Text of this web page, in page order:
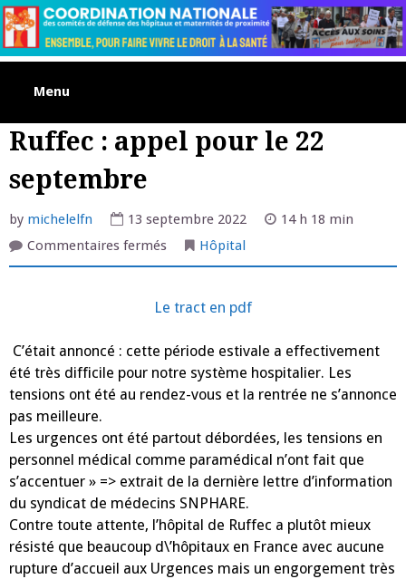
Skip
to
content
Menu
Ruffec : appel pour le 22
septembre
by michelelfn 13 septembre 2022
14 h 18 min
Commentaires ferméssur
:
le
Hôpital
Le tract en pdf
C’était annoncé : cette période estivale a effectivement
été très difficile pour notre système hospitalier. Les
tensions ont été au rendez-vous et la rentrée ne s’annonce
pas meilleure.
Les urgences ont été partout débordées, les tensions en
personnel médical comme paramédical n’ont fait que
s’accentuer » => extrait de la dernière lettre d’information
du syndicat de médecins SNPHARE.
Contre toute attente, l’hôpital de Ruffec a plutôt mieux
résisté que beaucoup d\’hôpitaux en France avec aucune
rupture d’accueil aux Urgences mais un engorgement très